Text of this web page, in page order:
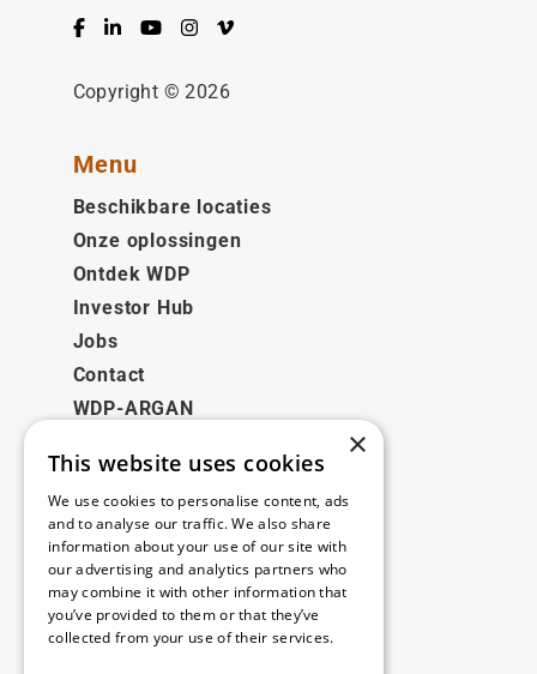
Facebook
LinkedInYouTubeInstagram
Vimeo
Copyright © 2026
Menu
Beschikbare locaties
Onze oplossingen
Ontdek WDP
Investor Hub
Jobs
Contact
WDP-ARGAN
Juridisch
Disclaimer
Privacybeleid
Cookie Policy
×
This website uses cookies
We use cookies to personalise content, ads
and to analyse our traffic. We also share
information about your use of our site with
our advertising and analytics partners who
may combine it with other information that
you’ve provided to them or that they’ve
collected from your use of their services.